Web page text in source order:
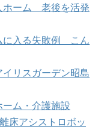
ホーム 老後を活発
に入る失敗例 こん
リスガーデン昭島
ム・介護施設
床アシストロボッ